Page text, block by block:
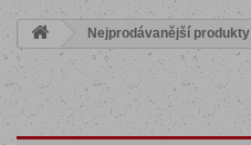
Nejprodávanější produkty